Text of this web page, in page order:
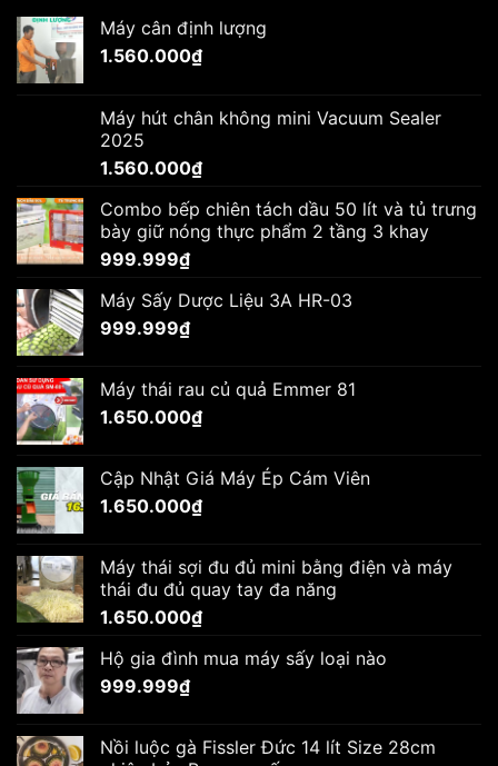
Máy cân định lượng
1.560.000₫
Máy hút chân không mini Vacuum Sealer
2025
1.560.000₫
Combo bếp chiên tách dầu 50 lít và tủ trưng
bày giữ nóng thực phẩm 2 tầng 3 khay
999.999₫
Máy Sấy Dược Liệu 3A HR-03
999.999₫
Máy thái rau củ quả Emmer 81
1.650.000₫
Cập Nhật Giá Máy Ép Cám Viên
1.650.000₫
Máy thái sợi đu đủ mini bằng điện và máy
thái đu đủ quay tay đa năng
1.650.000₫
Hộ gia đình mua máy sấy loại nào
999.999₫
Nồi luộc gà Fissler Đức 14 lít Size 28cm